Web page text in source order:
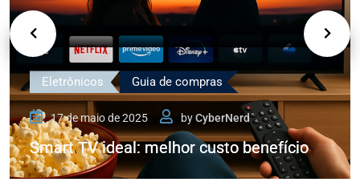
Eletrônicos Guia de compras
17 de maio de 2025 byCyberNerd
Smart TV ideal: melhor custo benefício